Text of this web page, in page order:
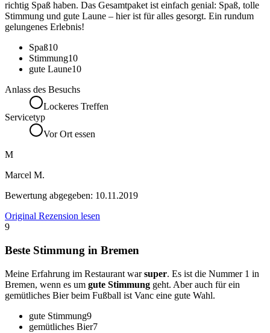
richtig Spaß haben. Das Gesamtpaket ist einfach genial: Spaß, tolle
Stimmung und gute Laune – hier ist für alles gesorgt. Ein rundum
gelungenes Erlebnis!
Spaß10
Stimmung10
gute Laune10
Anlass des Besuchs
Lockeres Treffen
Servicetyp
Vor Ort essen
M
Marcel M.
Bewertung abgegeben: 10.11.2019
Original Rezension lesen
9
Beste Stimmung in Bremen
Meine Erfahrung im Restaurant warsuper. Es ist die Nummer 1 in
Bremen, wenn es um gute Stimmung geht. Aber auch für ein
gemütliches Bier beim Fußball ist Vanc eine gute Wahl.
gute Stimmung9
gemütliches Bier7